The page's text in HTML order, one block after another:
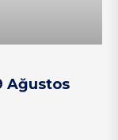
Ağustos